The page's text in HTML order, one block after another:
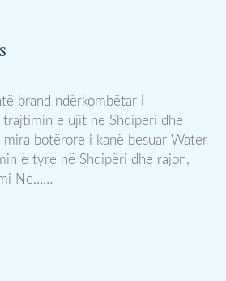
brand ndërkombëtar i
e ujit në Shqipëri dhe
botërore i kanë besuar Water
e tyre në Shqipëri dhe rajon,
Ne……